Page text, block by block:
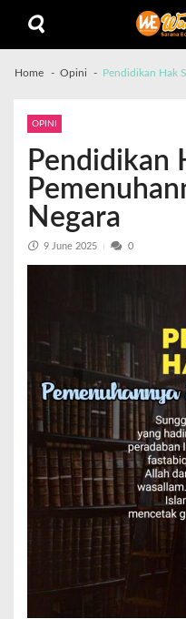
Home Opini Pendidikan Hak
OPINI
Pendidikan
Negara
9 June 2025 0